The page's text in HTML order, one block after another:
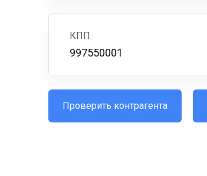
КПП
997550001
Проверить контрагента